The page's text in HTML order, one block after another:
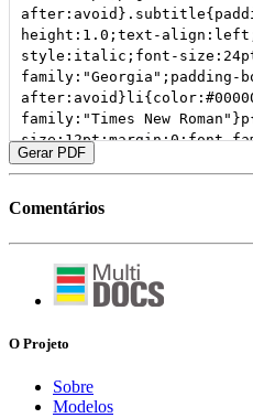
Gerar PDF
Comentários
O Projeto
Sobre
Modelos